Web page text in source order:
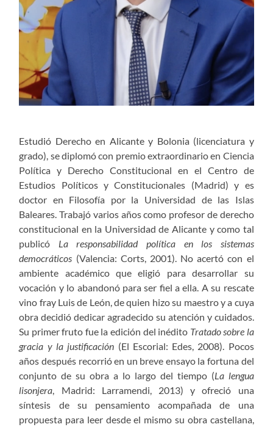
Estudió Derecho en Alicante y Bolonia (licenciatura y
grado), se diplomó con premio extraordinario en Ciencia
Política y Derecho Constitucional en el Centro de
Estudios Políticos y Constitucionales (Madrid) y es
doctor en Filosofía por la Universidad de las Islas
Baleares. Trabajó varios años como profesor de derecho
constitucional en la Universidad de Alicante y como tal
publicó La responsabilidad política en los sistemas
democráticos (Valencia: Corts, 2001). No acertó con el
ambiente académico que eligió para desarrollar su
vocación y lo abandonó para ser fiel a ella. A su rescate
vino fray Luis de León, de quien hizo su maestro y a cuya
obra decidió dedicar agradecido su atención y cuidados.
Su primer fruto fue la edición del inédito Tratado sobre la
gracia y la justificación (El Escorial: Edes, 2008). Pocos
años después recorrió en un breve ensayo la fortuna del
conjunto de su obra a lo largo del tiempo (La lengua
lisonjera , Madrid: Larramendi, 2013) y ofreció una
síntesis de su pensamiento acompañada de una
propuesta para leer desde el mismo su obra castellana,